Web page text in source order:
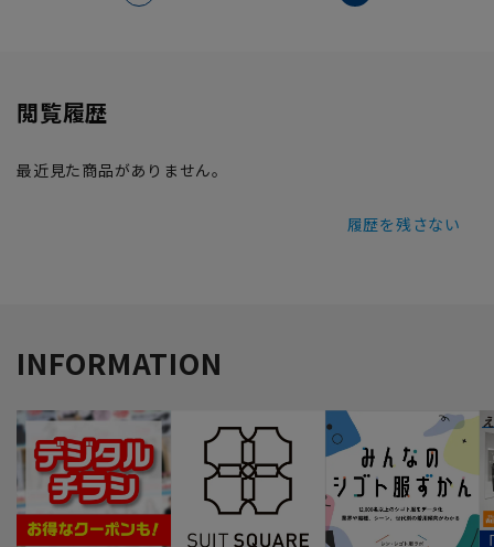
閲覧履歴
最近見た商品がありません。
履歴を残さない
INFORMATION